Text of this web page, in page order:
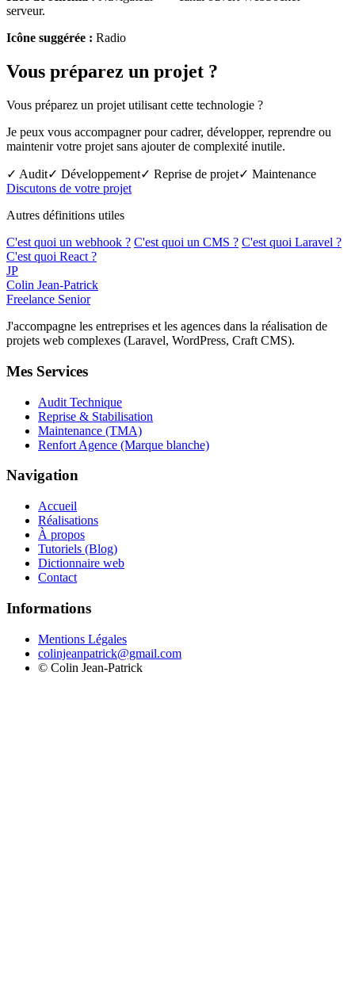
serveur.
Icône suggérée : Radio
Vous préparez un projet ?
Vous préparez un projet utilisant cette technologie ?
Je peux vous accompagner pour cadrer, développer, reprendre ou
maintenir votre projet sans ajouter de complexité inutile.
✓ Audit✓ Développement✓ Reprise de projet✓ Maintenance
Discutons de votre projet
Autres définitions utiles
C'est quoi un webhook ? C'est quoi un CMS ? C'est quoi Laravel ?
C'est quoi React ?
JP
Colin Jean-Patrick
Freelance Senior
J'accompagne les entreprises et les agences dans la réalisation de
projets web complexes (Laravel, WordPress, Craft CMS).
Mes Services
Audit Technique
Reprise & Stabilisation
Maintenance (TMA)
Renfort Agence (Marque blanche)
Navigation
Accueil
Réalisations
À propos
Tutoriels (Blog)
Dictionnaire web
Contact
Informations
Mentions Légales
colinjeanpatrick@gmail.com
© Colin Jean-Patrick